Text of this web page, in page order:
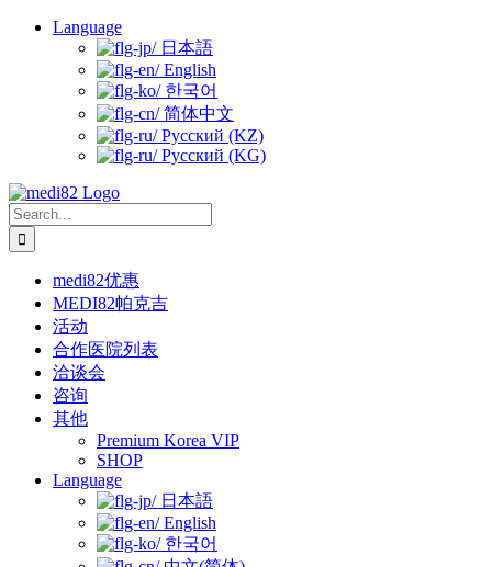
Skip
Language
日本語
English
한국어
简体中文
Русский (KZ)
Русский (KG)
Search
for:
medi82优惠
MEDI82帕克吉
活动
合作医院列表
洽谈会
咨询
其他
Premium Korea VIP
SHOP
Language
日本語
English
한국어